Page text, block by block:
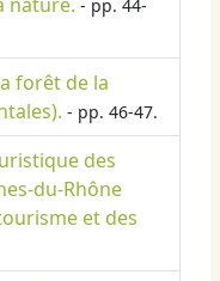
nature. - pp. 44-
forêt de la
- pp. 46-47.
des
du-Rhône
et des